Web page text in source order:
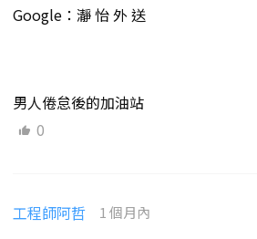
Google：瀞 怡 外 送
男人倦怠後的加油站
0
工程師阿哲 1 個月內